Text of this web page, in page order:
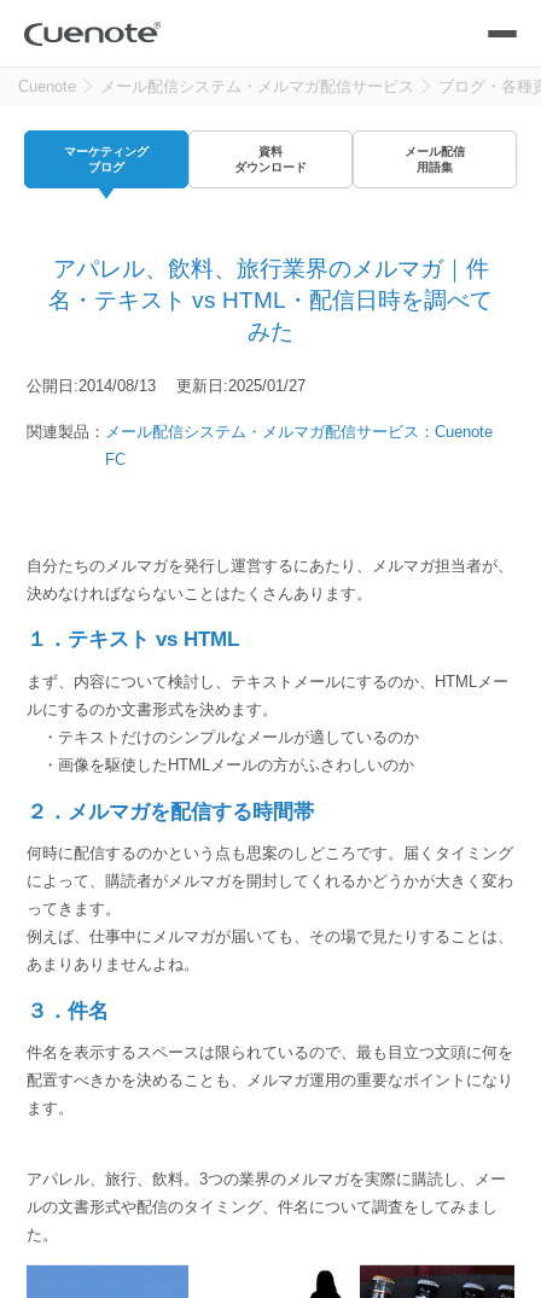
メール配信システム
メールリレーサーバー
SMS配信サービス
認証サービス
アンケートシステム・フォーム
緊急参集・安否確認
SNSプロモーション支援事業
活用シーン
会員獲得／ニーズ把握
遅延なく確実・高速に送る
効果改善・顧客育成
システム連携・効率化
セキュリティ対策
デジタルマーケティング
サポート
ブログ・各種資料
メール配信用語集
無料トライアル
東京 03-6820-0515
（平日 10:00〜18:00）
Cuenote メール配信システム・メルマガ配信サービス ブログ・各種
マーケティング
ブログ
資料
ダウンロード
メール配信
用語集
アパレル、飲料、旅行業界のメルマガ｜件
名・テキスト vs HTML・配信日時を調べて
みた
公開日:2014/08/13 更新日:2025/01/27
関連製品： メール配信システム・メルマガ配信サービス：Cuenote
FC
自分たちのメルマガを発行し運営するにあたり、メルマガ担当者が、
決めなければならないことはたくさんあります。
１．テキスト vs HTML
まず、内容について検討し、テキストメールにするのか、HTMLメー
ルにするのか文書形式を決めます。
・テキストだけのシンプルなメールが適しているのか
・画像を駆使したHTMLメールの方がふさわしいのか
２．メルマガを配信する時間帯
何時に配信するのかという点も思案のしどころです。届くタイミング
によって、購読者がメルマガを開封してくれるかどうかが大きく変わ
ってきます。
例えば、仕事中にメルマガが届いても、その場で見たりすることは、
あまりありませんよね。
３．件名
件名を表示するスペースは限られているので、最も目立つ文頭に何を
配置すべきかを決めることも、メルマガ運用の重要なポイントになり
ます。
アパレル、旅行、飲料。3つの業界のメルマガを実際に購読し、メー
ルの文書形式や配信のタイミング、件名について調査をしてみまし
た。